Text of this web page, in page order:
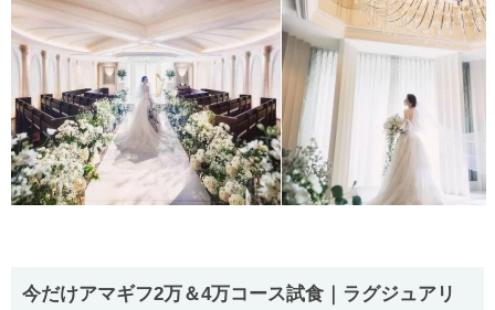
今だけアマギフ2万＆4万コース試食｜ラグジュアリ